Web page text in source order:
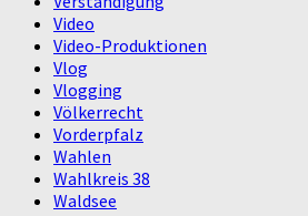
Video
Video-Produktionen
Vlog
Vlogging
Völkerrecht
Vorderpfalz
Wahlen
Wahlkreis 38
Waldsee